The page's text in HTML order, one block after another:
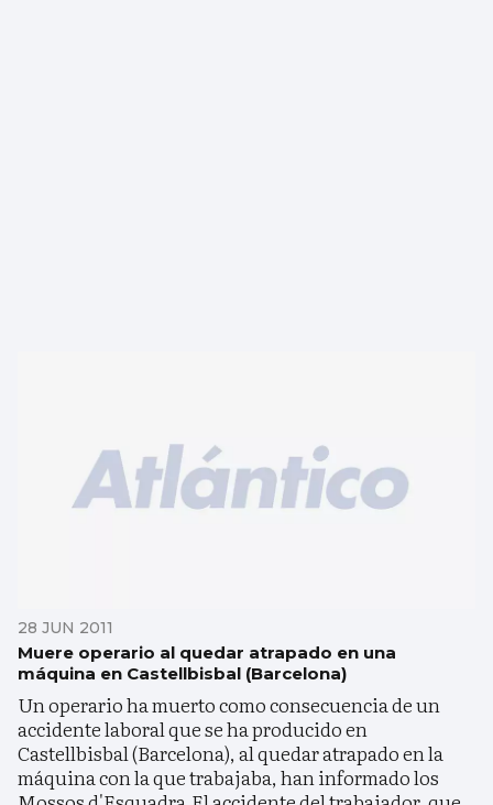
28 JUN 2011
Muere operario al quedar atrapado en una
máquina en Castellbisbal (Barcelona)
Un operario ha muerto como consecuencia de un
accidente laboral que se ha producido en
Castellbisbal (Barcelona), al quedar atrapado en la
máquina con la que trabajaba, han informado los